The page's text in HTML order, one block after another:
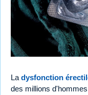
La dysfonction
des millions